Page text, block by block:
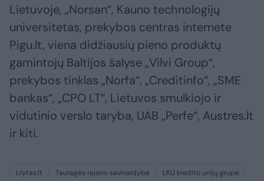
Lietuvoje, „Norsan“, Kauno technologijų
universitetas, prekybos centras internete
Pigu.lt, viena didžiausių pieno produktų
gamintojų Baltijos šalyse „Vilvi Group“,
prekybos tinklas „Norfa“, „Creditinfo“, „SME
bankas“, „CPO LT“, Lietuvos smulkiojo ir
vidutinio verslo taryba, UAB „Perfe“, Austres.lt
ir kiti.
Lrytas.lt Tauragės rajono savivaldybė
LKU kredito unijų grupė